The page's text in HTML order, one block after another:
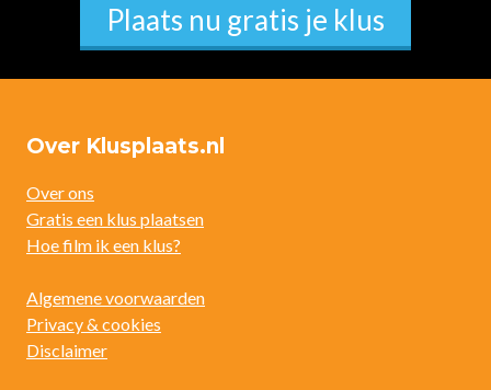
Plaats nu gratis je klus
Over Klusplaats.nl
Over ons
Gratis een klus plaatsen
Hoe film ik een klus?
Algemene voorwaarden
Privacy & cookies
Disclaimer